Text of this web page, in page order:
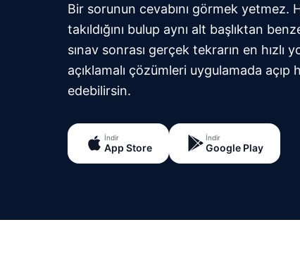
Bir sorunun cevabını görmek yetmez.
takıldığını bulup aynı alt başlıktan
sınav sonrası gerçek tekrarın en hızlı
açıklamalı çözümleri uygulamada açıp
edebilirsin.
İndir
App Store
İndir
Google Play